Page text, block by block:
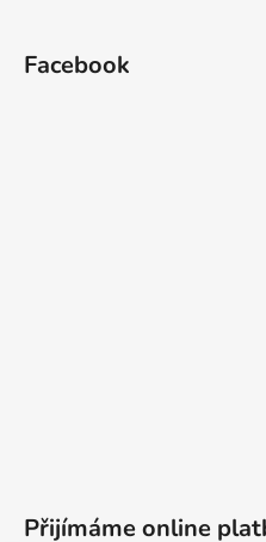
Facebook
Přijímáme online